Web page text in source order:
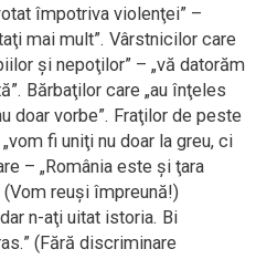
împotriva violenţei” –
mai mult”. Vârstnicilor care
şi nepoţilor” – „vă datorăm
Bărbaţilor care „au înţeles
doar vorbe”. Fraţilor de peste
fi uniţi nu doar la greu, ci
– „România este şi ţara
reuşi împreună!)
n-aţi uitat istoria. Bi
(Fără discriminare